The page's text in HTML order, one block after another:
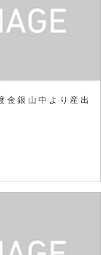
金銀山中より産出